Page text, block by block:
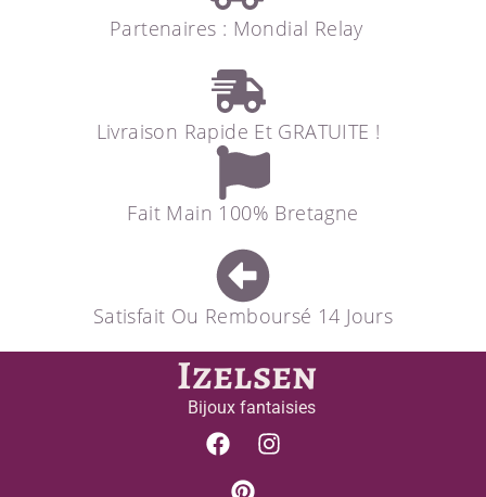
Partenaires : Mondial Relay
Livraison Rapide Et GRATUITE !
Fait Main 100% Bretagne
Satisfait Ou Remboursé 14 Jours
Izelsen
Bijoux fantaisies